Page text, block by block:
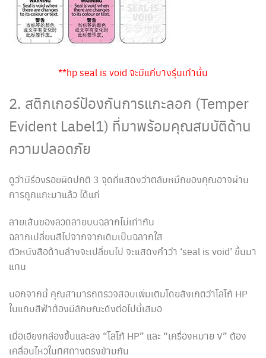
**hp seal is void จะมีแค่บางรุ่นเท่านั้น
2. สติกเกอร์ป้องกันการแกะลอก (Temper
Evident Label1) ที่มาพร้อมคุณสมบัติด้าน
ความปลอดภัย
ดูว่ามีร่องรอยผิดปกติ 3 จุดที่แสดงว่าตลับหมึกของคุณอาจผ่าน
การถูกแกะมาแล้ว ได้แก่
ลายเส้นของลวดลายบนฉลากไม่เท่ากัน
ฉลากเปลี่ยนสีไปจากจากเดิมเป็นฉลากใส
ตัวหนังสือด้านล่างจะเปลี่ยนไป จะแสดงคำว่า ‘seal is void’ ขึ้นมา
แทน
นอกจากนี้ คุณสามารถตรวจสอบเพิ่มเติมโดยสังเกตว่าโลโก้ HP
ในแถบสีฟ้าต้องมีลักษณะดังต่อไปนี้เสมอ
เมื่อเอียงกล่องขึ้นและลง “โลโก้ HP” และ “เครื่องหมาย √” ต้อง
เคลื่อนไหวในทิศทางตรงข้ามกัน